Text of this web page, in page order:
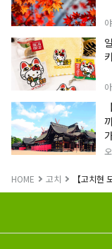
HOME 고치 【고치현